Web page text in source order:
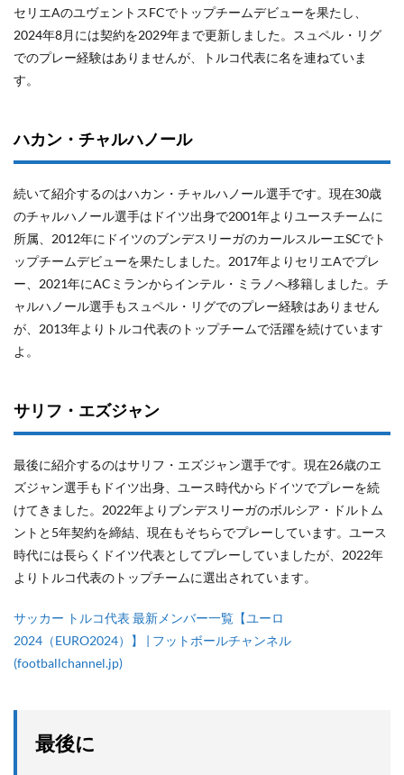
セリエAのユヴェントスFCでトップチームデビューを果たし、
2024年8月には契約を2029年まで更新しました。スュペル・リグ
でのプレー経験はありませんが、トルコ代表に名を連ねていま
す。
ハカン・チャルハノール
続いて紹介するのはハカン・チャルハノール選手です。現在30歳
のチャルハノール選手はドイツ出身で2001年よりユースチームに
所属、2012年にドイツのブンデスリーガのカールスルーエSCでト
ップチームデビューを果たしました。2017年よりセリエAでプレ
ー、2021年にACミランからインテル・ミラノへ移籍しました。チ
ャルハノール選手もスュペル・リグでのプレー経験はありません
が、2013年よりトルコ代表のトップチームで活躍を続けています
よ。
サリフ・エズジャン
最後に紹介するのはサリフ・エズジャン選手です。現在26歳のエ
ズジャン選手もドイツ出身、ユース時代からドイツでプレーを続
けてきました。2022年よりブンデスリーガのボルシア・ドルトム
ントと5年契約を締結、現在もそちらでプレーしています。ユース
時代には長らくドイツ代表としてプレーしていましたが、2022年
よりトルコ代表のトップチームに選出されています。
サッカー トルコ代表 最新メンバー一覧【ユーロ
2024（EURO2024）】 | フットボールチャンネル
(footballchannel.jp)
最後に